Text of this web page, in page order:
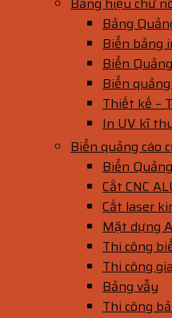
Bảng
Biển bảng
Biển
Biển
Thiết kế –
In UV kĩ
Biển quảng cáo
Biển
Cắt CNC
Cắt laser
Mặt dựng
Thi công
Thi công
Bảng vẫy
Thi công